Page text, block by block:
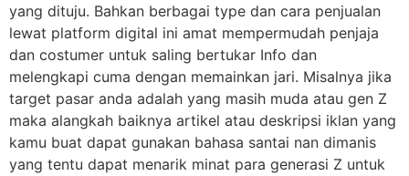
yang dituju. Bahkan berbagai type dan cara penjualan
lewat platform digital ini amat mempermudah penjaja
dan costumer untuk saling bertukar Info dan
melengkapi cuma dengan memainkan jari. Misalnya jika
target pasar anda adalah yang masih muda atau gen Z
maka alangkah baiknya artikel atau deskripsi iklan yang
kamu buat dapat gunakan bahasa santai nan dimanis
yang tentu dapat menarik minat para generasi Z untuk